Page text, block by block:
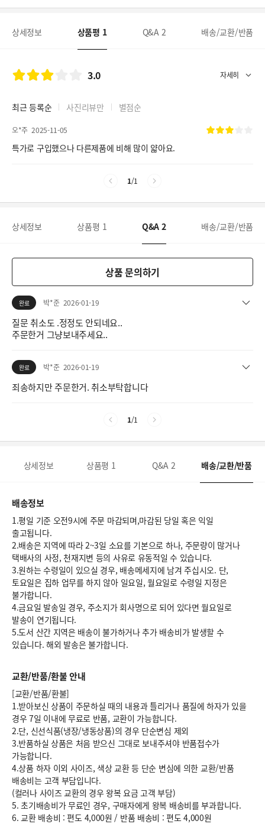
상세정보 상품평 1 Q&A 2 배송/교환/반품
3.0
최근 등록순 사진리뷰만 별점순
오*주 2025-11-05
특가로 구입했으나 다른제품에 비해 많이 얇아요.
1/1
상세정보 상품평 1 Q&A 2 배송/교환/반품
상품 문의하기
완료 박*준 2026-01-19
질문 취소도 .정정도 안되네요..
주문한거 그냥보내주세요..
완료 박*준 2026-01-19
죄송하지만 주문한거. 취소부탁합니다
1/1
상세정보 상품평 1 Q&A 2 배송/교환/반품
배송정보
1.평일 기준 오전9시에 주문 마감되며,마감된 당일 혹은 익일
출고됩니다.
2.배송은 지역에 따라 2~3일 소요를 기본으로 하나, 주문량이 많거나
택배사의 사정, 천재지변 등의 사유로 유동적일 수 있습니다.
3.원하는 수령일이 있으실 경우, 배송메세지에 남겨 주십시오. 단,
토요일은 집하 업무를 하지 않아 일요일, 월요일로 수령일 지정은
불가합니다.
4.금요일 발송일 경우, 주소지가 회사명으로 되어 있다면 월요일로
발송이 연기됩니다.
5.도서 산간 지역은 배송이 불가하거나 추가 배송비가 발생할 수
있습니다. 해외 발송은 불가합니다.
교환/반품/환불 안내
[교환/반품/환불]
1.받아보신 상품이 주문하실 때의 내용과 틀리거나 품질에 하자가 있을
경우 7일 이내에 무료로 반품, 교환이 가능합니다.
2.단, 신선식품(냉장/냉동상품)의 경우 단순변심 제외
3.반품하실 상품은 처음 받으신 그대로 보내주셔야 반품접수가
가능합니다.
4.상품 하자 이외 사이즈, 색상 교환 등 단순 변심에 의한 교환/반품
배송비는 고객 부담입니다.
(컬러나 사이즈 교환의 경우 왕복 요금 고객 부담)
5. 초기배송비가 무료인 경우, 구매자에게 왕복 배송비를 부과합니다.
6.교환 배송비 : 편도 4,000원 / 반품 배송비 : 편도 4,000원